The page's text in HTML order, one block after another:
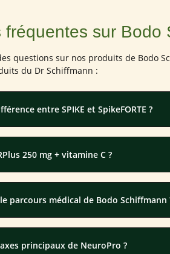
fréquentes sur
questions sur nos produits de Bodo
du Dr Schiffmann :
entre SPIKE et SpikeFORTE ?
250 mg + vitamine C ?
parcours médical de Bodo Schiffmann
principaux de NeuroPro ?